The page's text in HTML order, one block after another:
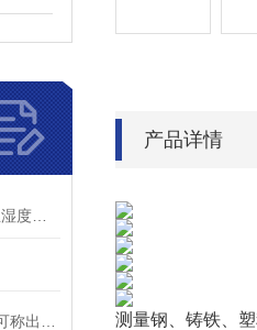
产品详情
测量钢、铸铁、